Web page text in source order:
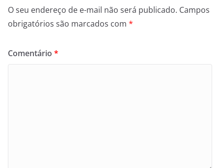
O seu endereço de e-mail não será publicado. Campos
obrigatórios são marcados com *
Comentário *